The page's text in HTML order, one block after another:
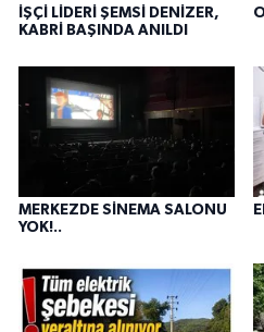
İŞÇİ LİDERİ ŞEMSİ DENİZER,
KABRİ BAŞINDA ANILDI
MERKEZDE SİNEMA SALONU
YOK!..